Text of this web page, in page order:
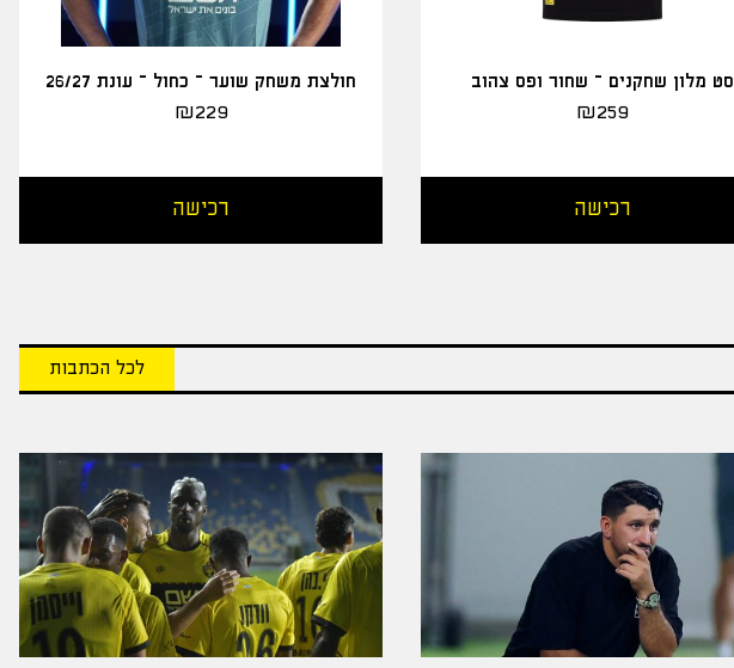
סט מלון שחקנים – שחור ופס צהוב
₪259
רכישה
חולצת משחק שוער – כחול – עונת 26/27
₪229
רכישה
לכל הכתבות